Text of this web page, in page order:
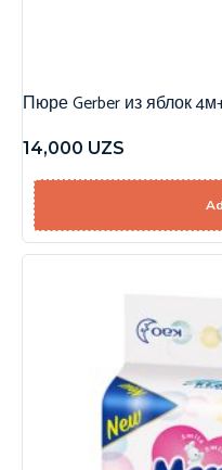
Пюре Gerber из яблок
14,000 UZS